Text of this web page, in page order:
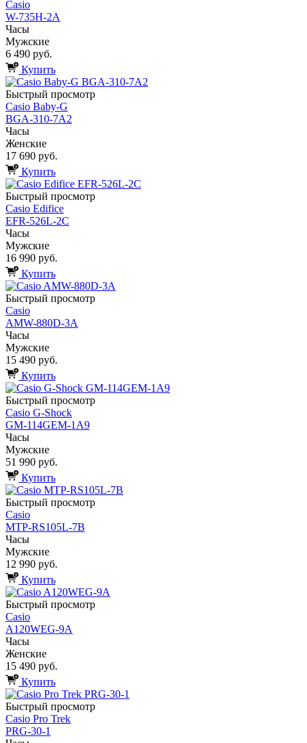
Casio
W-735H-2A
Часы
Мужские
6 490 руб.
Купить
Быстрый просмотр
Casio Baby-G
BGA-310-7A2
Часы
Женские
17 690 руб.
Купить
Быстрый просмотр
Casio Edifice
EFR-526L-2C
Часы
Мужские
16 990 руб.
Купить
Быстрый просмотр
Casio
AMW-880D-3A
Часы
Мужские
15 490 руб.
Купить
Быстрый просмотр
Casio G-Shock
GM-114GEM-1A9
Часы
Мужские
51 990 руб.
Купить
Быстрый просмотр
Casio
MTP-RS105L-7B
Часы
Мужские
12 990 руб.
Купить
Быстрый просмотр
Casio
A120WEG-9A
Часы
Женские
15 490 руб.
Купить
Быстрый просмотр
Casio Pro Trek
PRG-30-1